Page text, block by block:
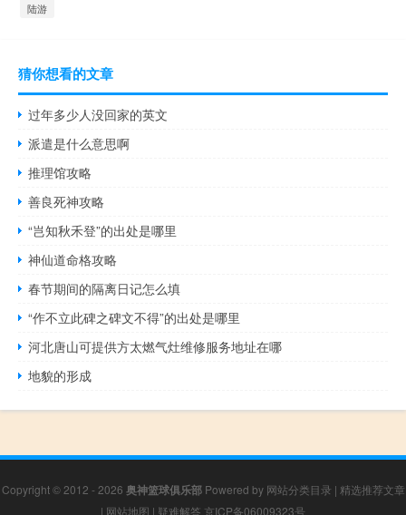
陆游
猜你想看的文章
过年多少人没回家的英文
派遣是什么意思啊
推理馆攻略
善良死神攻略
“岂知秋禾登”的出处是哪里
神仙道命格攻略
春节期间的隔离日记怎么填
“作不立此碑之碑文不得”的出处是哪里
河北唐山可提供方太燃气灶维修服务地址在哪
地貌的形成
Copyright © 2012 - 2026 奥神篮球俱乐部Powered by 网站分类目录 | 精选推荐文章
| 网站地图 | 疑难解答 京ICP备06009323号